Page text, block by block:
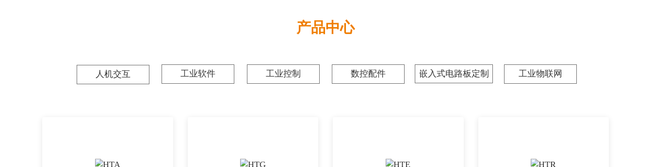
产品中心
工业软件 工业控制 工业物联网
数控配件
人机交互 嵌入式电路板定制